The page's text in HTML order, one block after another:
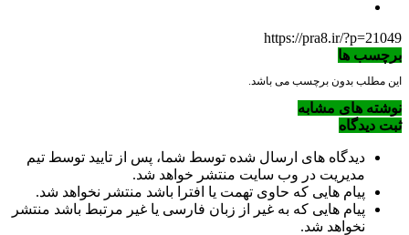
https://pra8.ir/?p=21049
برچسب ها
این مطلب بدون برچسب می باشد.
نوشته های مشابه
ثبت دیدگاه
دیدگاه های ارسال شده توسط شما، پس از تایید توسط تیم
مدیریت در وب سایت منتشر خواهد شد.
پیام هایی که حاوی تهمت یا افترا باشد منتشر نخواهد شد.
پیام هایی که به غیر از زبان فارسی یا غیر مرتبط باشد منتشر
نخواهد شد.